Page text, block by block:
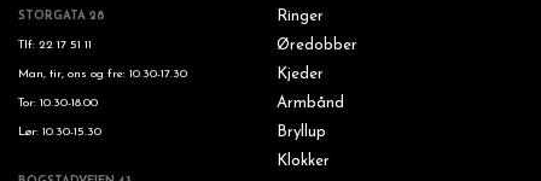
STORGATA 28
Tlf: 22 17 51 11
Man, tir, ons og fre: 10.30-17.30
Tor: 10.30-18.00
Lør: 10.30-15.30
Ringer
Øredobber
Kjeder
Armbånd
Bryllup
Klokker